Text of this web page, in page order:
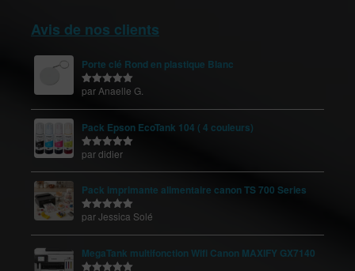
Avis de nos clients
Porte clé Rond en plastique Blanc
Note5sur
par Anaelle G.
Pack Epson EcoTank 104 ( 4 couleurs)
Note 5sur
par didier
Pack imprimante alimentaire canon TS 700 Series
Note5sur
par Jessica Solé
MegaTank multifonction Wifi Canon MAXIFY GX7140